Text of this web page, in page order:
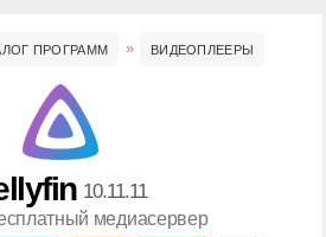
ПРОГРАММ ВИДЕОПЛЕЕРЫ
10.11.11
медиасервер